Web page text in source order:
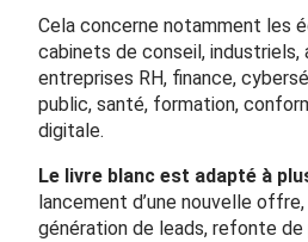
Cela concerne notamment les
cabinets de conseil, industriels,
entreprises RH, finance,
public, santé, formation,
digitale.
Le livre blanc est adapté à
lancement d’une nouvelle
génération de leads, refonte